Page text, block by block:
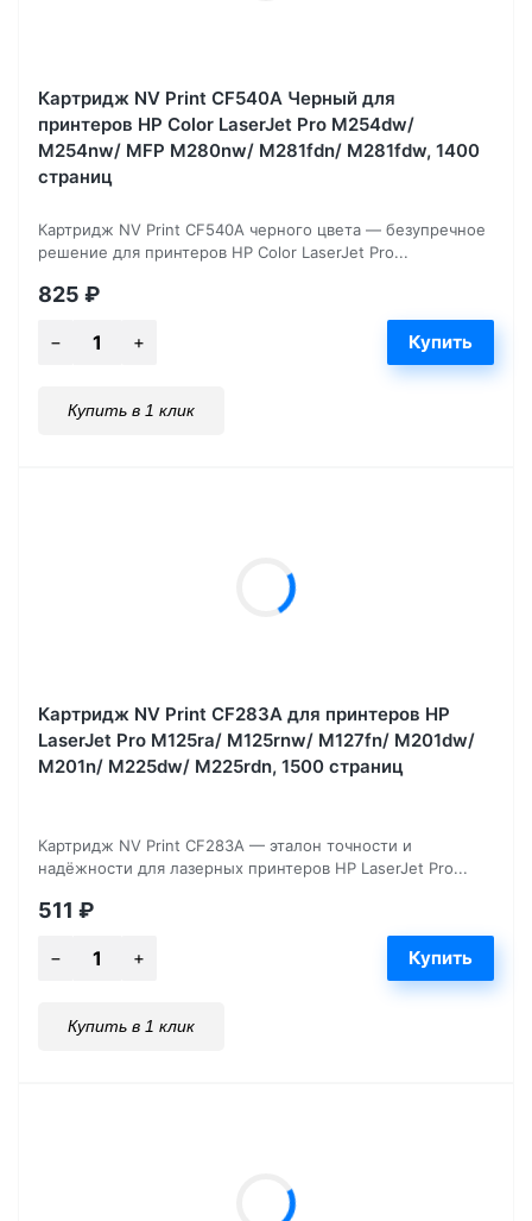
Картридж NV Print CF540A Черный для
принтеров HP Color LaserJet Pro M254dw/
M254nw/ MFP M280nw/ M281fdn/ M281fdw, 1400
страниц
Картридж NV Print CF540A черного цвета — безупречное
решение для принтеров HP Color LaserJet Pro...
825 ₽
Купить в 1 клик
Картридж NV Print CF283A для принтеров HP
LaserJet Pro M125ra/ M125rnw/ M127fn/ M201dw/
M201n/ M225dw/ M225rdn, 1500 страниц
Картридж NV Print CF283A — эталон точности и
надёжности для лазерных принтеров HP LaserJet Pro...
511 ₽
Купить в 1 клик